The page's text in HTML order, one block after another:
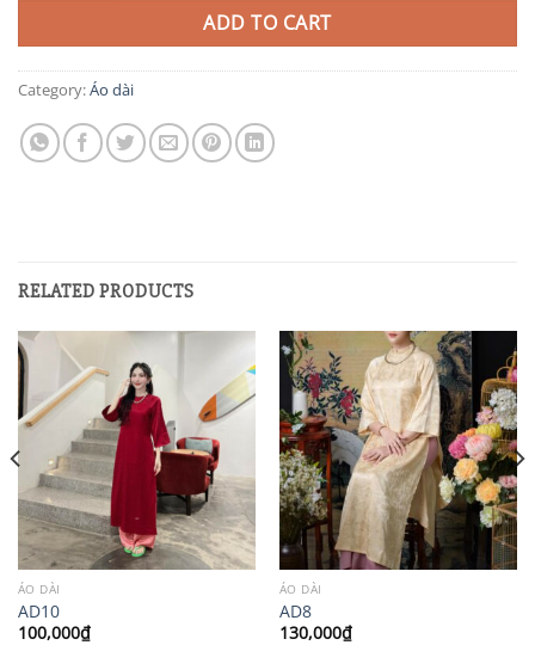
ADD TO CART
Category:Áo dài
RELATED PRODUCTS
ÁO DÀI
AD10
100,000₫
ÁO DÀI
AD8
130,000₫